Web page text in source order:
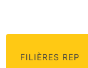
FILIÈRES REP